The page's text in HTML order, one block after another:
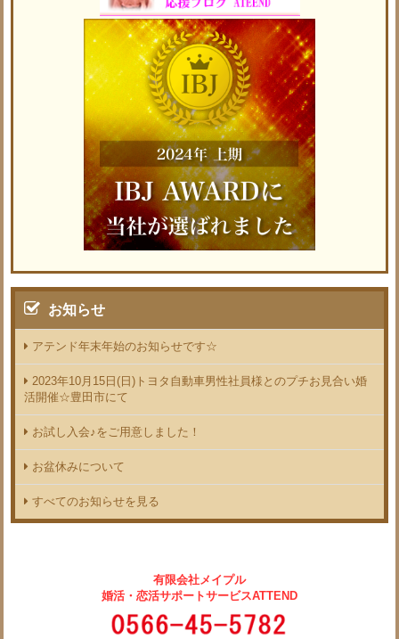
お知らせ
アテンド年末年始のお知らせです☆
2023年10月15日(日)トヨタ自動車男性社員様とのプチお見合い婚
活開催☆豊田市にて
お試し入会♪をご用意しました！
お盆休みについて
すべてのお知らせを見る
有限会社メイプル
婚活・恋活サポートサービスATTEND